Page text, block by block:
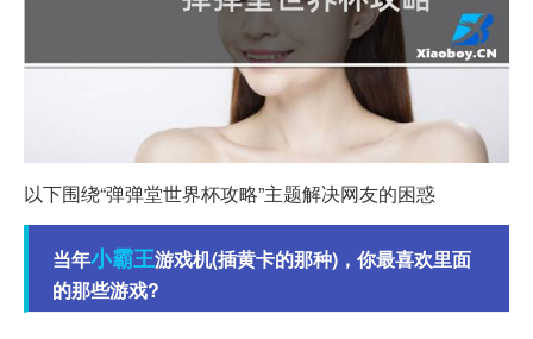
以下围绕“弹弹堂世界杯攻略”主题解决网友的困惑
当年小霸王游戏机(插黄卡的那种)，你最喜欢里面
的那些游戏?